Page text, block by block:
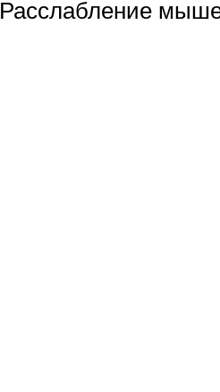
Расслабление